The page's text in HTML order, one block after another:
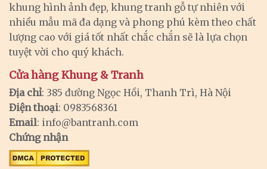
khung hình ảnh đẹp, khung tranh gỗ tự nhiên với
nhiều mẫu mã đa dạng và phong phú kèm theo chất
lượng cao với giá tốt nhất chắc chắn sẽ là lựa chọn
tuyệt vời cho quý khách.
Cửa hàng Khung & Tranh
Địa chỉ: 385 đường Ngọc Hồi, Thanh Trì, Hà Nội
Điện thoại: 0983568361
Email: info@bantranh.com
Chứng nhận